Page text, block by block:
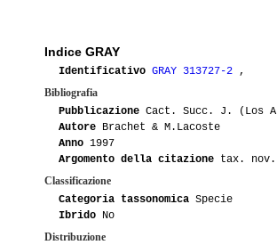
Indice GRAY
Identificativo GRAY 313727-2 ,
Bibliografia
Pubblicazione Cact. Succ. J. (Los
Autore Brachet & M.Lacoste
Anno 1997
Argomento della citazione tax. nov.
Classificazione
Categoria tassonomica Specie
Ibrido No
Distribuzione